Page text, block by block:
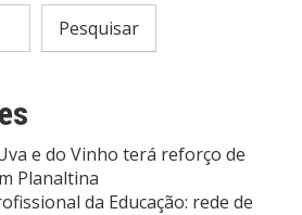
Pesquisar
e do Vinho terá reforço de
Planaltina
da Educação: rede de